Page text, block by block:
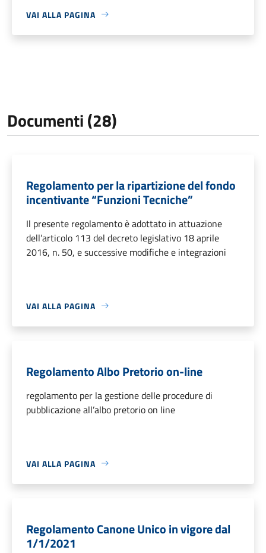
VAI ALLA PAGINA
Documenti (28)
Regolamento per la ripartizione del fondo
incentivante “Funzioni Tecniche”
Il presente regolamento è adottato in attuazione
dell’articolo 113 del decreto legislativo 18 aprile
2016, n. 50, e successive modifiche e integrazioni
VAI ALLA PAGINA
Regolamento Albo Pretorio on-line
regolamento per la gestione delle procedure di
pubblicazione all’albo pretorio on line
VAI ALLA PAGINA
Regolamento Canone Unico in vigore dal
1/1/2021